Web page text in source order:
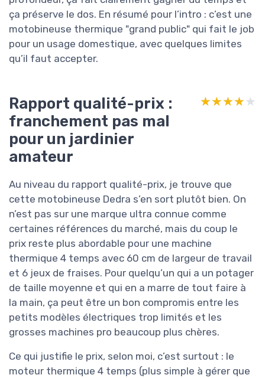
ça préserve le dos. En résumé pour l’intro : c’est une
motobineuse thermique "grand public" qui fait le job
pour un usage domestique, avec quelques limites
qu’il faut accepter.
Rapport qualité-prix :
franchement pas mal
pour un jardinier
amateur
★★★★★
★★★★★
Au niveau du rapport qualité-prix, je trouve que
cette motobineuse Dedra s’en sort plutôt bien. On
n’est pas sur une marque ultra connue comme
certaines références du marché, mais du coup le
prix reste plus abordable pour une machine
thermique 4 temps avec 60 cm de largeur de travail
et 6 jeux de fraises. Pour quelqu’un qui a un potager
de taille moyenne et qui en a marre de tout faire à
la main, ça peut être un bon compromis entre les
petits modèles électriques trop limités et les
grosses machines pro beaucoup plus chères.
Ce qui justifie le prix, selon moi, c’est surtout : le
moteur thermique 4 temps (plus simple à gérer que